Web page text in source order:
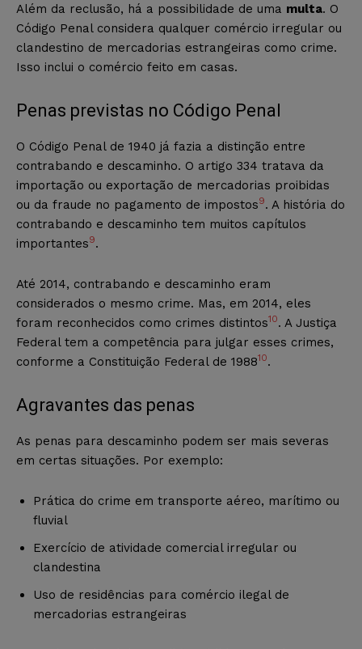
Além da reclusão, há a possibilidade de uma multa. O
Código Penal considera qualquer comércio irregular ou
clandestino de mercadorias estrangeiras como crime.
Isso inclui o comércio feito em casas.
Penas previstas no Código Penal
O Código Penal de 1940 já fazia a distinção entre
contrabando e descaminho. O artigo 334 tratava da
importação ou exportação de mercadorias proibidas
ou da fraude no pagamento de impostos9. A história do
contrabando e descaminho tem muitos capítulos
importantes9.
Até 2014, contrabando e descaminho eram
considerados o mesmo crime. Mas, em 2014, eles
foram reconhecidos como crimes distintos10. A Justiça
Federal tem a competência para julgar esses crimes,
conforme a Constituição Federal de 198810.
Agravantes das penas
As penas para descaminho podem ser mais severas
em certas situações. Por exemplo:
Prática do crime em transporte aéreo, marítimo ou
fluvial
Exercício de atividade comercial irregular ou
clandestina
Uso de residências para comércio ilegal de
mercadorias estrangeiras